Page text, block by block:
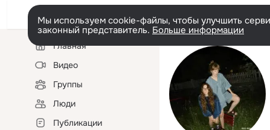
Мы используем cookie-файлы, чтобы улучшить
законный представитель. Больше информации
Левая
колонкаГлавная
Видео
Группы
Люди
Публикации